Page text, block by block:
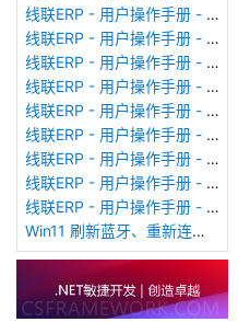
线联ERP - 用户操作手册 - 节假日管理
线联ERP - 用户操作手册 - 请假管理
线联ERP - 用户操作手册 - 补卡管理
线联ERP - 用户操作手册 - 考勤设备管理
线联ERP - 用户操作手册 - 考勤参数配置
线联ERP - 用户操作手册 - 考勤设备绑定
线联ERP - 用户操作手册 - 员工档案
线联ERP - 用户操作手册 - 班次管理
线联ERP - 用户操作手册 - 排班管理
Win11 刷新蓝牙、重新连接蓝牙音响